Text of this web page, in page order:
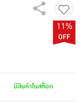
11%
มีสินค้าในสต๊อก